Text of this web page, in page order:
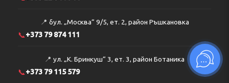
📍 бул. „Москва“ 9/5, ет. 2, район Ръшкановка
📞+373 79 874 111
📍 ул. „К. Бринкуш“ 3, ет. 3, район Ботаника
📞+373 79 115 579